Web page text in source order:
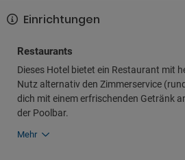
Einrichtungen
Restaurants
Dieses Hotel bietet ein Restaurant mit
Nutz alternativ den Zimmerservice
dich mit einem erfrischenden Getränk
der Poolbar.
Mehr